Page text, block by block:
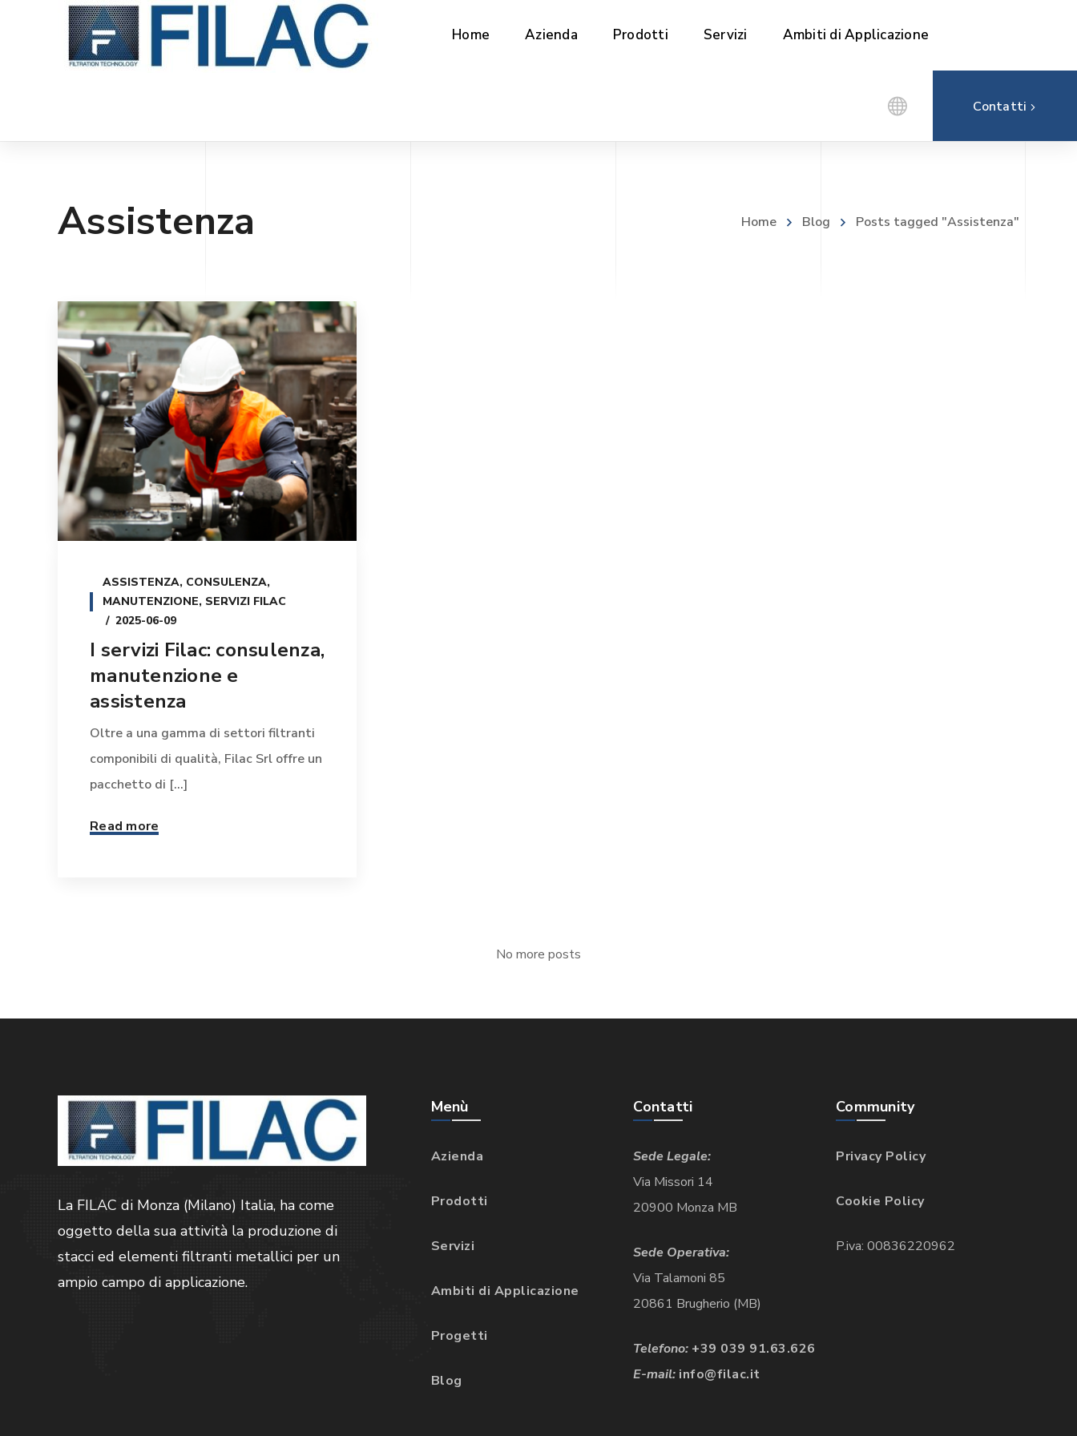
Home Azienda Prodotti Servizi Ambiti di Applicazione
Contatti
Assistenza Home Blog Posts tagged "Assistenza"
ASSISTENZA, CONSULENZA,
MANUTENZIONE, SERVIZI FILAC
2025-06-09
I servizi Filac: consulenza,
manutenzione e
assistenza
Oltre a una gamma di settori filtranti
componibili di qualità, Filac Srl offre un
pacchetto di [...]
Read more
No more posts
La FILAC di Monza (Milano) Italia, ha come
oggetto della sua attività la produzione di
stacci ed elementi filtranti metallici per un
ampio campo di applicazione.
Menù
Azienda
Prodotti
Servizi
Ambiti di Applicazione
Progetti
Blog
Contatti
Sede Legale:
Via Missori 14
20900 Monza MB
Sede Operativa:
Via Talamoni 85
20861 Brugherio (MB)
Telefono: +39 039 91.63.626
E-mail: info@filac.it
Community
Privacy Policy
Cookie Policy
P.iva: 00836220962